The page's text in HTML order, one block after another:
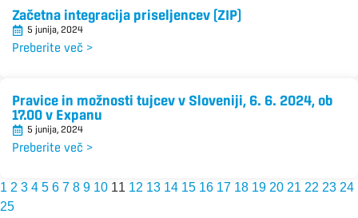
Začetna integracija priseljencev (ZIP)
5 junija, 2024
Preberite več >
Pravice in možnosti tujcev v Sloveniji, 6. 6. 2024, ob
17.00 v Expanu
5 junija, 2024
Preberite več >
1 2 3 4 5 6 7 8 9 10 11 12 13 14 15 16 17 18 19 20 21 22 23 24
25